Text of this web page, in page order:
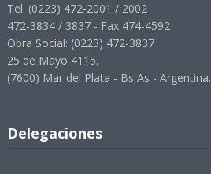
Tel. (0223) 472-2001 / 2002
472-3834 / 3837 - Fax 474-4592
Obra Social: (0223) 472-3837
25 de Mayo 4115.
(7600) Mar del Plata - Bs As - Argentina.
Delegaciones